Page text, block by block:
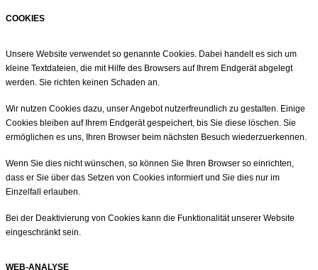
COOKIES
Unsere Website verwendet so genannte Cookies. Dabei handelt es sich um
kleine Textdateien, die mit Hilfe des Browsers auf Ihrem Endgerät abgelegt
werden. Sie richten keinen Schaden an.
Wir nutzen Cookies dazu, unser Angebot nutzerfreundlich zu gestalten. Einige
Cookies bleiben auf Ihrem Endgerät gespeichert, bis Sie diese löschen. Sie
ermöglichen es uns, Ihren Browser beim nächsten Besuch wiederzuerkennen.
Wenn Sie dies nicht wünschen, so können Sie Ihren Browser so einrichten,
dass er Sie über das Setzen von Cookies informiert und Sie dies nur im
Einzelfall erlauben.
Bei der Deaktivierung von Cookies kann die Funktionalität unserer Website
eingeschränkt sein.
WEB-ANALYSE